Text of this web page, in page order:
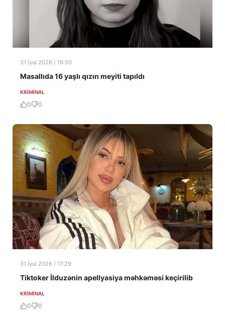
31 İyul 2026 / 19:50
Masallıda 16 yaşlı qızın meyiti tapıldı
KRIMINAL
0 0
31 İyul 2026 / 17:29
Tiktoker İlduzənin apellyasiya məhkəməsi keçirilib
KRIMINAL
0 0